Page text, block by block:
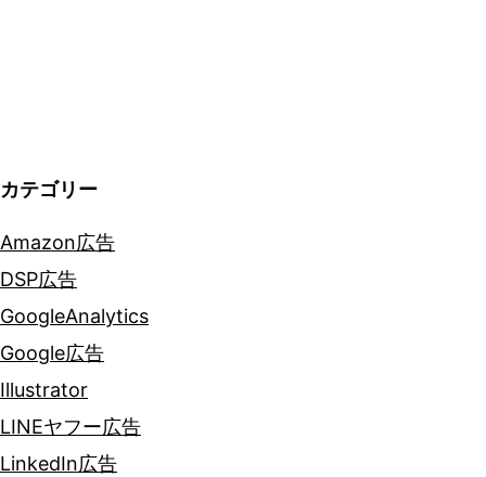
ン
カテゴリー
Amazon広告
DSP広告
GoogleAnalytics
Google広告
Illustrator
LINEヤフー広告
LinkedIn広告